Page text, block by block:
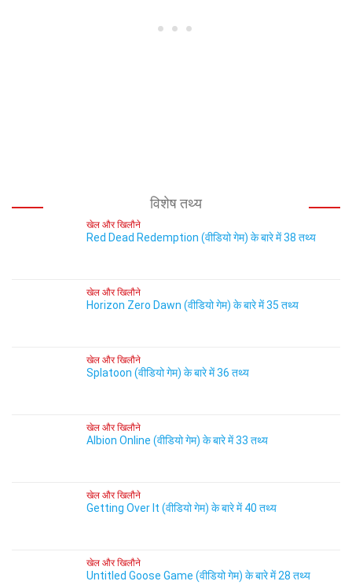
विशेष तथ्य
खेल और खिलौने
Red Dead Redemption (वीडियो गेम) के बारे में 38 तथ्य
खेल और खिलौने
Horizon Zero Dawn (वीडियो गेम) के बारे में 35 तथ्य
खेल और खिलौने
Splatoon (वीडियो गेम) के बारे में 36 तथ्य
खेल और खिलौने
Albion Online (वीडियो गेम) के बारे में 33 तथ्य
खेल और खिलौने
Getting Over It (वीडियो गेम) के बारे में 40 तथ्य
खेल और खिलौने
Untitled Goose Game (वीडियो गेम) के बारे में 28 तथ्य